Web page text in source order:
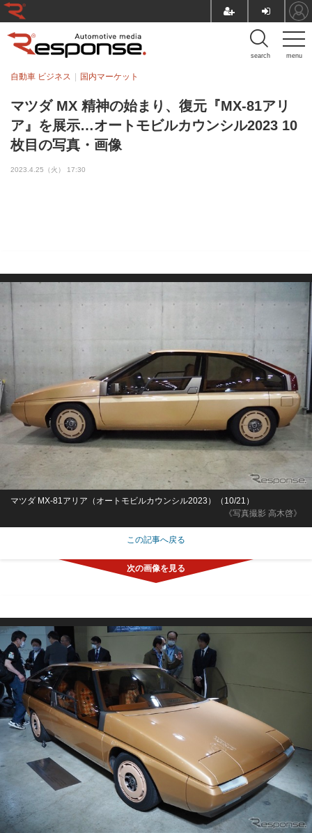
menu
search
マツダ MX 精神の始まり、復元『MX-81アリ
ア』を展示…オートモビルカウンシル2023 10
枚目の写真・画像
自動車 ビジネス 国内マーケット
2023.4.25（火） 17:30
《写真撮影 高木啓》
マツダ MX-81アリア（オートモビルカウンシル2023）（10/21）
この記事へ戻る